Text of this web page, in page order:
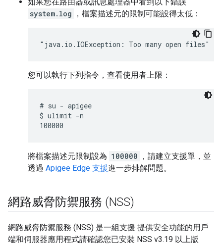
system.log
，檔案描述元的限制可能設得太低：
"java.io.IOException: Too many open files"
您可以執行下列指令，查看使用者上限：
# su - apigee
$ ulimit -n
將檔案描述元限制設為 100000
，請建立支援單，並
透過 Apigee Edge 支援進一步排解問題。
網路威脅防禦服務 (NSS)
網路威脅防禦服務 (NSS) 是一組支援 提供安全功能的用戶
端和伺服器應用程式請確認您已安裝 NSS v3.19 以上版